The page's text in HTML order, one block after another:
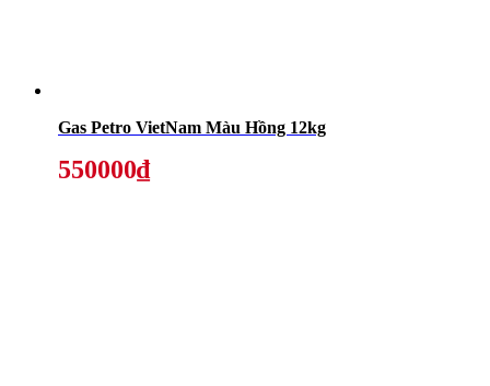
Gas Petro VietNam Màu Hồng 12kg
550000₫